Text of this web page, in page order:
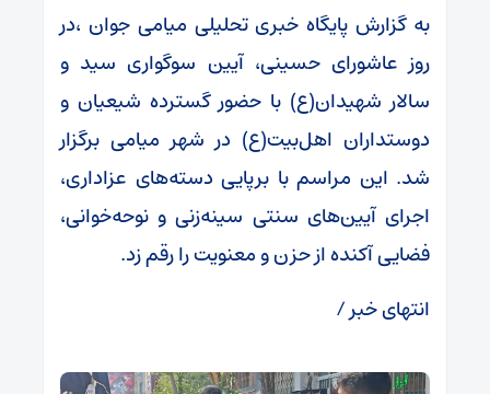
تصویری
عاشورای
حسینی
در
میامی
به گزارش پایگاه خبری تحلیلی میامی جوان ،در
روز عاشورای حسینی، آیین سوگواری سید و
سالار شهیدان(ع) با حضور گسترده شیعیان و
دوستداران اهل‌بیت(ع) در شهر میامی برگزار
شد. این مراسم با برپایی دسته‌های عزاداری،
اجرای آیین‌های سنتی سینه‌زنی و نوحه‌خوانی،
فضایی آکنده از حزن و معنویت را رقم زد.
انتهای خبر /